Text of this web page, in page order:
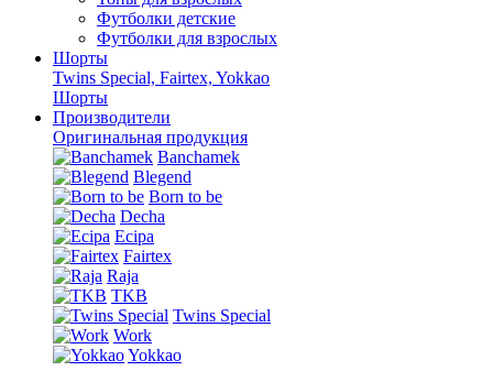
Футболки детские
Футболки для взрослых
Шорты
Twins Special, Fairtex, Yokkao
Шорты
Производители
Оригинальная продукция
Banchamek
Blegend
Born to be
Decha
Ecipa
Fairtex
Raja
TKB
Twins Special
Work
Yokkao